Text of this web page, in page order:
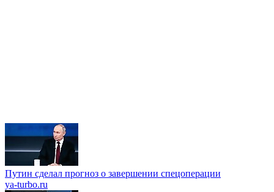
Путин сделал прогноз о завершении спецоперации
ya-turbo.ru